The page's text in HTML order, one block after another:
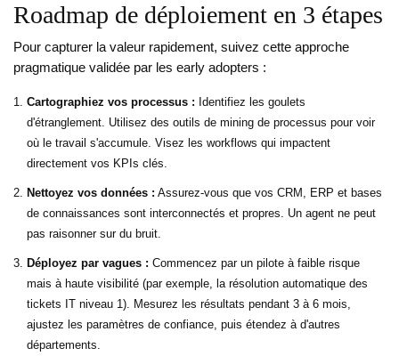
Roadmap de déploiement en 3 étapes
Pour capturer la valeur rapidement, suivez cette approche
pragmatique validée par les early adopters :
Cartographiez vos processus : Identifiez les goulets
d'étranglement. Utilisez des outils de mining de processus pour voir
où le travail s'accumule. Visez les workflows qui impactent
directement vos KPIs clés.
Nettoyez vos données : Assurez-vous que vos CRM, ERP et bases
de connaissances sont interconnectés et propres. Un agent ne peut
pas raisonner sur du bruit.
Déployez par vagues : Commencez par un pilote à faible risque
mais à haute visibilité (par exemple, la résolution automatique des
tickets IT niveau 1). Mesurez les résultats pendant 3 à 6 mois,
ajustez les paramètres de confiance, puis étendez à d'autres
départements.